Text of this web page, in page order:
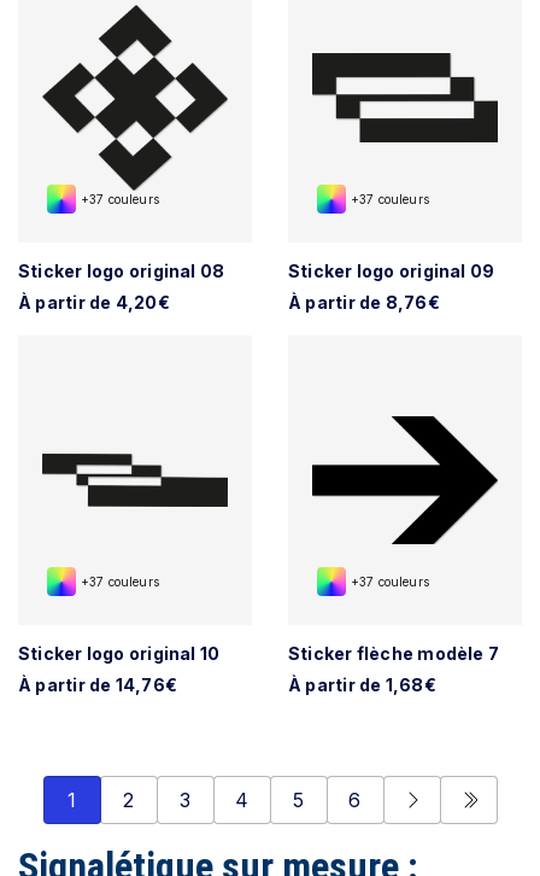
+37 couleurs
Sticker logo original 08
À partir de 4,20€
+37 couleurs
Sticker logo original 09
À partir de 8,76€
+37 couleurs
Sticker logo original 10
À partir de 14,76€
+37 couleurs
Sticker flèche modèle 7
À partir de 1,68€
1 2 3 4 5 6
Signalétique sur mesure :